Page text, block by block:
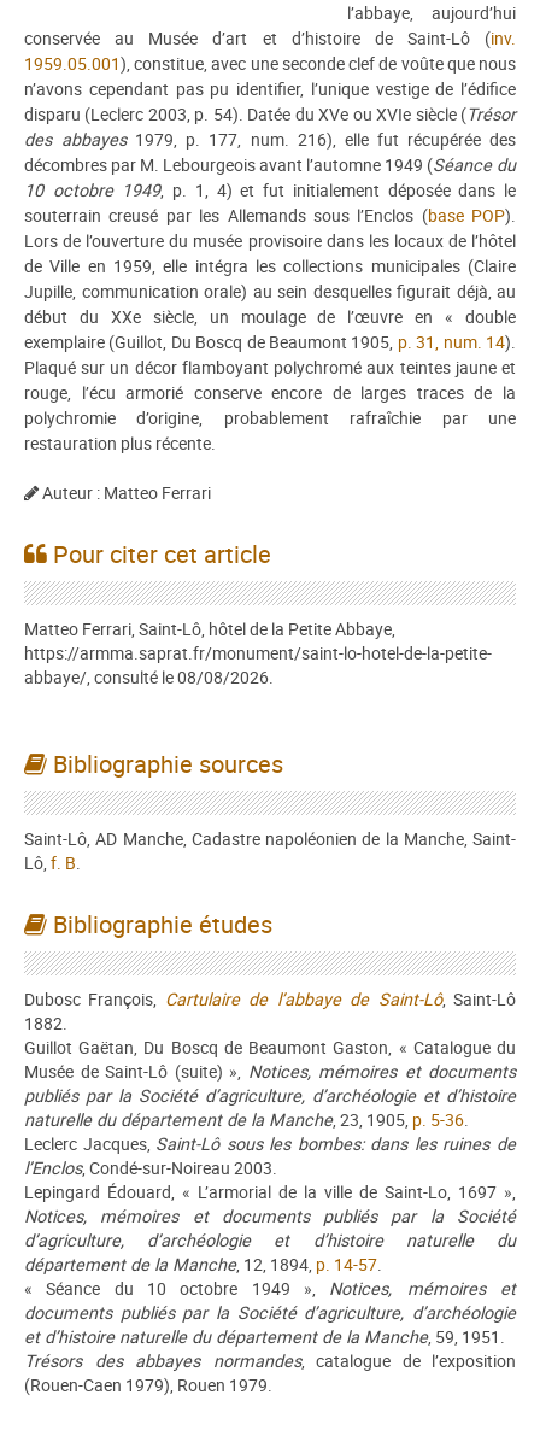
l’abbaye, aujourd’hui
conservée au Musée d’art et d’histoire de Saint-Lô (inv.
1959.05.001), constitue, avec une seconde clef de voûte que nous
n’avons cependant pas pu identifier, l’unique vestige de l’édifice
disparu (Leclerc 2003, p. 54). Datée du XVe ou XVIe siècle (Trésor
des abbayes1979, p. 177, num. 216), elle fut récupérée des
décombres par M. Lebourgeois avant l’automne 1949 (Séance du
10 octobre 1949, p. 1, 4) et fut initialement déposée dans le
souterrain creusé par les Allemands sous l’Enclos (base POP).
Lors de l’ouverture du musée provisoire dans les locaux de l’hôtel
de Ville en 1959, elle intégra les collections municipales (Claire
Jupille, communication orale) au sein desquelles figurait déjà, au
début du XXe siècle, un moulage de l’œuvre en « double
exemplaire (Guillot, Du Boscq de Beaumont 1905, p. 31, num. 14).
Plaqué sur un décor flamboyant polychromé aux teintes jaune et
rouge, l’écu armorié conserve encore de larges traces de la
polychromie d’origine, probablement rafraîchie par une
restauration plus récente.
Auteur : Matteo Ferrari
Pour citer cet article
Matteo Ferrari, Saint-Lô, hôtel de la Petite Abbaye,
https://armma.saprat.fr/monument/saint-lo-hotel-de-la-petite-
abbaye/, consulté le 08/08/2026.
Bibliographie sources
Saint-Lô, AD Manche, Cadastre napoléonien de la Manche, Saint-
Lô, f. B
Bibliographie études
Dubosc François, Cartulaire de l’abbaye de Saint-Lô, Saint-Lô
1882.
Guillot Gaëtan, Du Boscq de Beaumont Gaston, « Catalogue du
Musée de Saint-Lô (suite) », Notices, mémoires et documents
publiés par la Société d’agriculture, d’archéologie et d’histoire
naturelle du département de la Manche, 23, 1905, p. 5-36.
Leclerc Jacques, Saint-Lô sous les bombes: dans les ruines de
l’Enclos, Condé-sur-Noireau 2003.
Lepingard Édouard, « L’armorial de la ville de Saint-Lo, 1697 »,
Notices, mémoires et documents publiés par la Société
d’agriculture, d’archéologie et d’histoire naturelle du
département de la Manche, 12, 1894, p. 14-57.
« Séance du 10 octobre 1949 », Notices, mémoires et
documents publiés par la Société d’agriculture, d’archéologie
et d’histoire naturelle du département de la Manche, 59, 1951.
Trésors des abbayes normandes, catalogue de l’exposition
(Rouen-Caen 1979), Rouen 1979.